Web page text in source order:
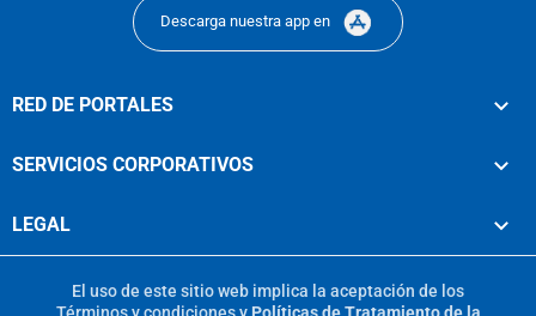
Descarga nuestra app en
RED DE PORTALES
SERVICIOS CORPORATIVOS
LEGAL
El uso de este sitio web implica la aceptación de los